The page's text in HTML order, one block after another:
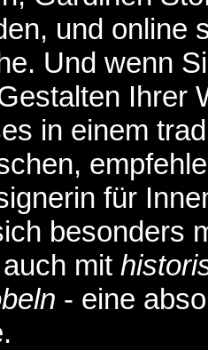
und online
Und wenn
Ihrer
in einem
für
besonders
auch mit
- eine